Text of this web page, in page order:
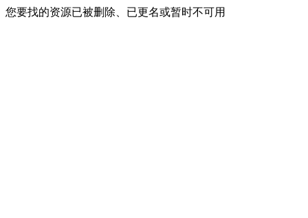
您要找的资源已被删除、已更名或暂时不可用